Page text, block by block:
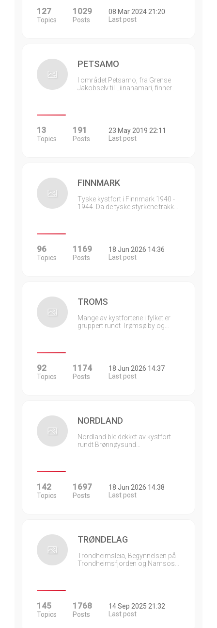
127
Topics
1029
Posts
08 Mar 2024 21:20
Last post
PETSAMO
I området Petsamo, fra Grense
Jakobselv til Liinahamari, finner…
13
Topics
191
Posts
23 May 2019 22:11
Last post
FINNMARK
Tyske kystfort i Finnmark 1940 -
1944. Da de tyske styrkene trakk…
96
Topics
1169
Posts
18 Jun 2026 14:36
Last post
TROMS
Mange av kystfortene i fylket er
gruppert rundt Trømsø by og…
92
Topics
1174
Posts
18 Jun 2026 14:37
Last post
NORDLAND
Nordland ble dekket av kystfort
rundt Brønnøysund…
142
Topics
1697
Posts
18 Jun 2026 14:38
Last post
TRØNDELAG
Trondheimsleia, Begynnelsen på
Trondheimsfjorden og Namsos…
145
Topics
1768
Posts
14 Sep 2025 21:32
Last post